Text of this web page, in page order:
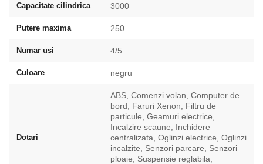
Capacitate cilindrica 3000
Putere maxima 250
Numar usi 4/5
Culoare negru
Dotari
ABS, Comenzi volan, Computer de
bord, Faruri Xenon, Filtru de
particule, Geamuri electrice,
Incalzire scaune, Inchidere
centralizata, Oglinzi electrice, Oglinzi
incalzite, Senzori parcare, Senzori
ploaie, Suspensie reglabila,